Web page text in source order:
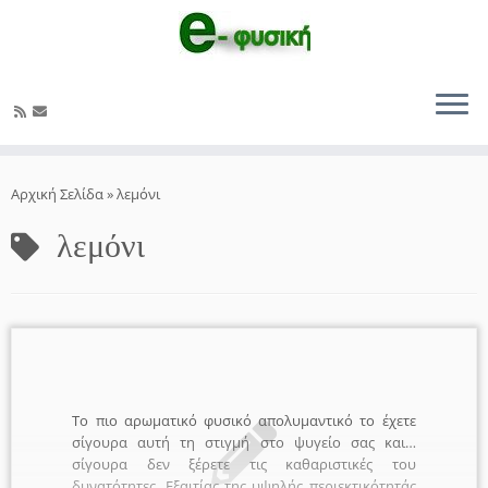
στο
Αρχική Σελίδα»λεμόνι
λεμόνι
Το πιο αρωματικό φυσικό απολυμαντικό το έχετε
σίγουρα αυτή τη στιγμή στο ψυγείο σας και…
σίγουρα δεν ξέρετε τις καθαριστικές του